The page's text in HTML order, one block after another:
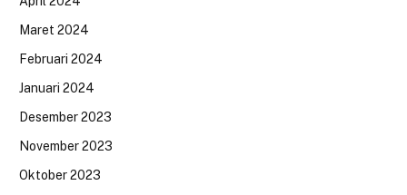
Maret 2024
Februari 2024
Januari 2024
Desember 2023
November 2023
Oktober 2023